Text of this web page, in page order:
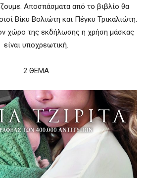
Αποσπάσματα από το βιβλίο θα
Βίκυ Βολιώτη και Πέγκυ Τρικαλιώτη.
χώρο της εκδήλωσης η χρήση μάσκας
είναι υποχρεωτική.
2 ΘΕΜΑ